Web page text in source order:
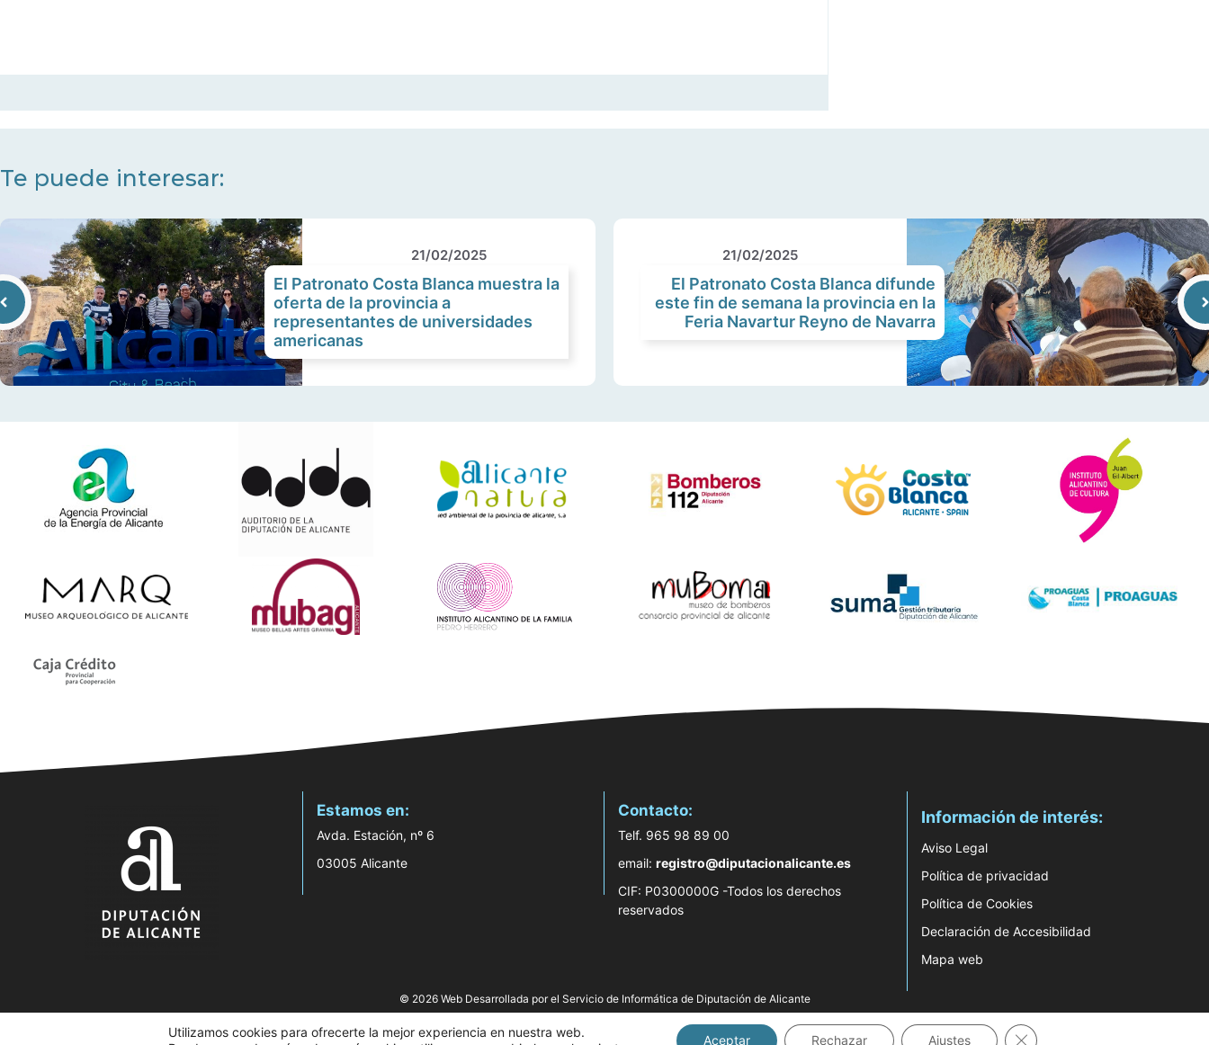
Te puede interesar:
21/02/2025
El Patronato Costa Blanca muestra la
oferta de la provincia a
representantes de universidades
americanas
21/02/2025
El Patronato Costa Blanca difunde
este fin de semana la provincia en la
Feria Navartur Reyno de Navarra
Estamos en:
Avda. Estación, nº 6
03005 Alicante
Contacto:
Telf. 965 98 89 00
email: registro@diputacionalicante.es
CIF: P0300000G -Todos los derechos
reservados
Información de interés:
Aviso Legal
Política de privacidad
Política de Cookies
Declaración de Accesibilidad
Mapa web
© 2026 Web Desarrollada por el Servicio de Informática de Diputación de Alicante
Utilizamos cookies para ofrecerte la mejor experiencia en nuestra web.
Aceptar Rechazar Ajustes Cerrar el banner de cookies